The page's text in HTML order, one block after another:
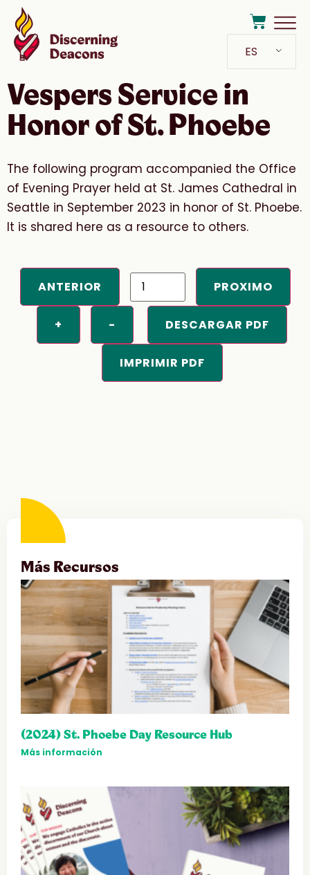
ES
Vespers Service in
Honor of St. Phoebe
The following program accompanied the Office
of Evening Prayer held at St. James Cathedral in
Seattle in September 2023 in honor of St. Phoebe.
It is shared here as a resource to others.
ANTERIOR PROXIMO
+ - DESCARGAR PDF
IMPRIMIR PDF
Más Recursos
(2024) St. Phoebe Day Resource Hub
Más información